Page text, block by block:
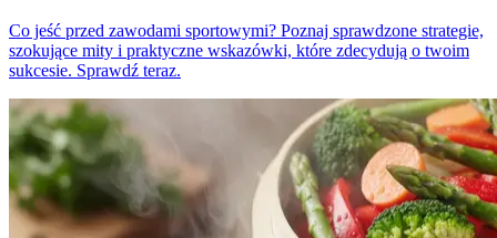
Co jeść przed zawodami sportowymi? Poznaj sprawdzone strategie,
szokujące mity i praktyczne wskazówki, które zdecydują o twoim
sukcesie. Sprawdź teraz.